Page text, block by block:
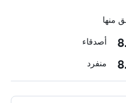
أصدقاء
منفرد